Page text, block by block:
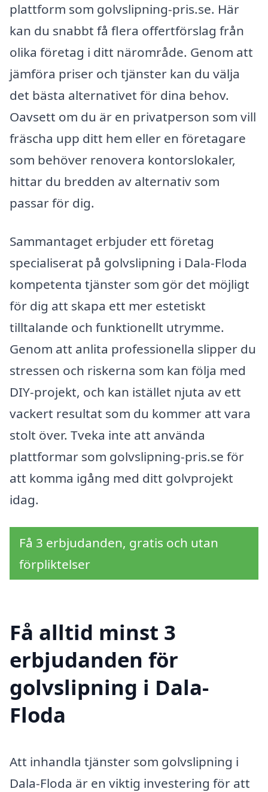
plattform som golvslipning-pris.se. Här
kan du snabbt få flera offertförslag från
olika företag i ditt närområde. Genom att
jämföra priser och tjänster kan du välja
det bästa alternativet för dina behov.
Oavsett om du är en privatperson som vill
fräscha upp ditt hem eller en företagare
som behöver renovera kontorslokaler,
hittar du bredden av alternativ som
passar för dig.
Sammantaget erbjuder ett företag
specialiserat på golvslipning i Dala-Floda
kompetenta tjänster som gör det möjligt
för dig att skapa ett mer estetiskt
tilltalande och funktionellt utrymme.
Genom att anlita professionella slipper du
stressen och riskerna som kan följa med
DIY-projekt, och kan istället njuta av ett
vackert resultat som du kommer att vara
stolt över. Tveka inte att använda
plattformar som golvslipning-pris.se för
att komma igång med ditt golvprojekt
idag.
Få 3 erbjudanden, gratis och utan
förpliktelser
Få alltid minst 3
erbjudanden för
golvslipning i Dala-
Floda
Att inhandla tjänster som golvslipning i
Dala-Floda är en viktig investering för att